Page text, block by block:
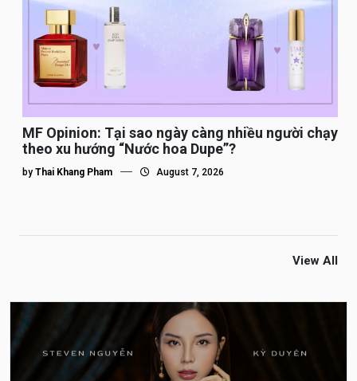
MF Opinion: Tại sao ngày càng nhiều người chạy
theo xu hướng “Nước hoa Dupe”?
by Thai Khang Pham August 7, 2026
View All